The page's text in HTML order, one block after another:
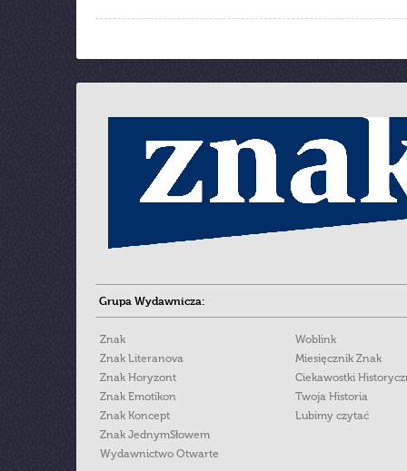
Grupa Wydawnicza:
Znak
Znak Literanova
Znak Horyzont
Znak Emotikon
Znak Koncept
Znak JednymSłowem
Wydawnictwo Otwarte
Woblink
Miesięcznik Znak
Ciekawostki
Twoja Historia
Lubimy czytać